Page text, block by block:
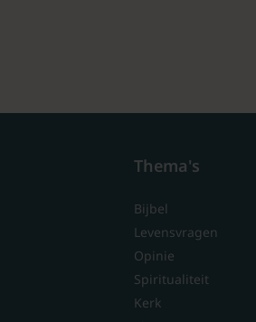
Thema's
Bijbel
Levensvragen
Opinie
Spiritualiteit
Kerk